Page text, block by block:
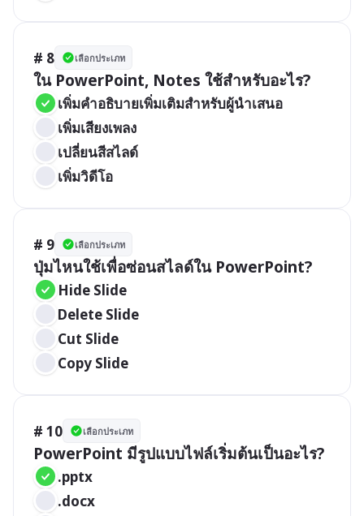
# 8 เลือกประเภท
ใน PowerPoint, Notes ใช้สำหรับอะไร?
เพิ่มคำอธิบายเพิ่มเติมสำหรับผู้นำเสนอ
เพิ่มเสียงเพลง
เปลี่ยนสีสไลด์
เพิ่มวิดีโอ
# 9 เลือกประเภท
ปุ่มไหนใช้เพื่อซ่อนสไลด์ใน PowerPoint?
Hide Slide
Delete Slide
Cut Slide
Copy Slide
# 10 เลือกประเภท
PowerPoint มีรูปแบบไฟล์เริ่มต้นเป็นอะไร?
.pptx
.docx